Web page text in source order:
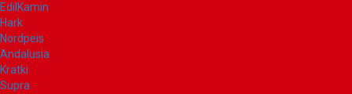
EdilKamin
Hark
Nordpeis
Andalusia
Kratki
Supra